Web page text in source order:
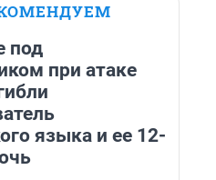
под
при атаке
языка и ее 12-